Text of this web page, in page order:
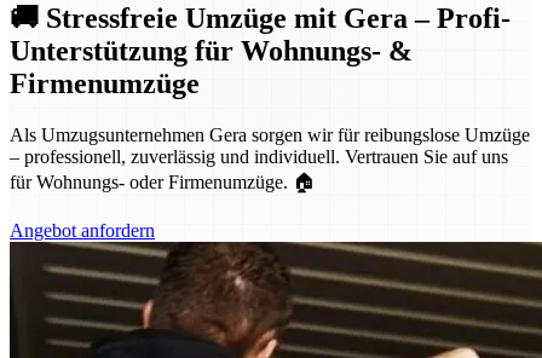
🚚 Stressfreie Umzüge mit Gera – Profi-
Unterstützung für Wohnungs- &
Firmenumzüge
Als Umzugsunternehmen Gera sorgen wir für reibungslose Umzüge
– professionell, zuverlässig und individuell. Vertrauen Sie auf uns
für Wohnungs- oder Firmenumzüge. 🏠
Angebot anfordern